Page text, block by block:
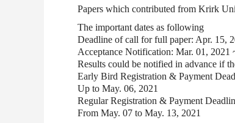
Papers which contributed from Krirk
The important dates as following
Deadline of call for full paper: Apr. 15,
Acceptance Notification: Mar. 01, 2021
Results could be notified in advance if
Early Bird Registration & Payment
Up to May. 06, 2021
Regular Registration & Payment
From May. 07 to May. 13, 2021